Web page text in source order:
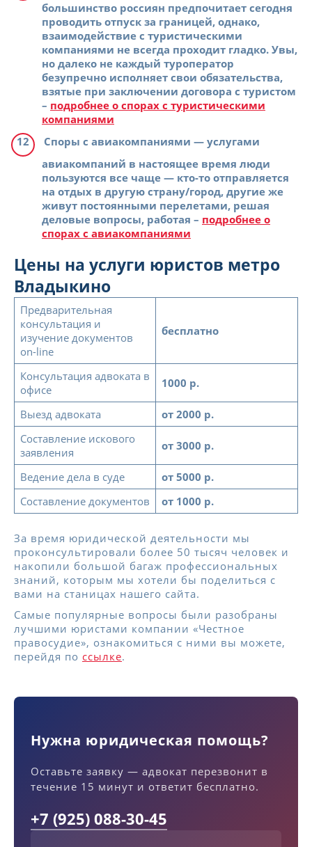
большинство россиян предпочитает сегодня
проводить отпуск за границей, однако,
взаимодействие с туристическими
компаниями не всегда проходит гладко. Увы,
но далеко не каждый туроператор
безупречно исполняет свои обязательства,
взятые при заключении договора с туристом
– подробнее о спорах с туристическими
компаниями
Споры с авиакомпаниями — услугами
авиакомпаний в настоящее время люди
пользуются все чаще — кто-то отправляется
на отдых в другую страну/город, другие же
живут постоянными перелетами, решая
деловые вопросы, работая – подробнее о
спорах с авиакомпаниями
Цены на услуги юристов метро
Владыкино
Предварительная
консультация и
изучение документов
on-line
бесплатно
Консультация адвоката в
офисе
1000 р.
Выезд адвоката
от 2000 р.
Составление искового
заявления
от 3000 р.
Ведение дела в суде
от 5000 р.
Составление документов
от 1000 р.
За время юридической деятельности мы
проконсультировали более 50 тысяч человек и
накопили большой багаж профессиональных
знаний, которым мы хотели бы поделиться с
вами на станицах нашего сайта.
Самые популярные вопросы были разобраны
лучшими юристами компании «Честное
правосудие», ознакомиться с ними вы можете,
перейдя по ссылке.
Нужна юридическая помощь?
Оставьте заявку — адвокат перезвонит в
течение 15 минут и ответит бесплатно.
+7 (925) 088-30-45